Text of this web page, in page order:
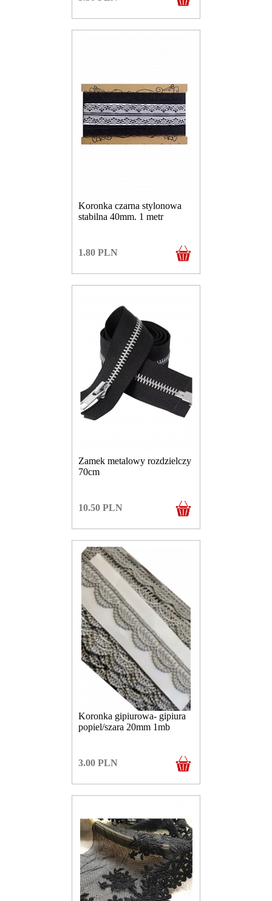
Koronka czarna stylonowa
stabilna 40mm. 1 metr
1.80 PLN
Zamek metalowy rozdzielczy
70cm
10.50 PLN
Koronka gipiurowa- gipiura
popiel/szara 20mm 1mb
3.00 PLN